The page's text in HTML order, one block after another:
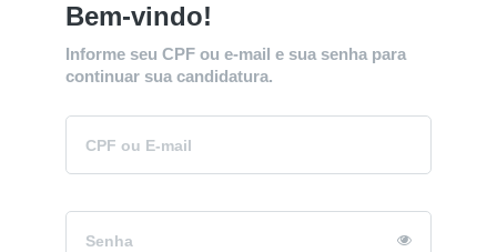
Bem-vindo!
Informe seu CPF ou e-mail e sua senha para
continuar sua candidatura.
CPF
Senha